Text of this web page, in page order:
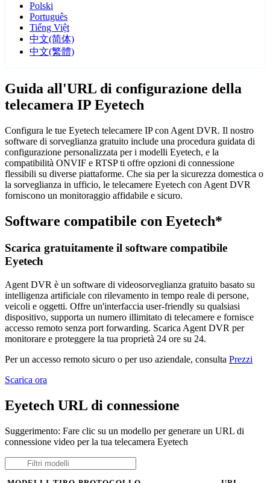
Polski
Português
Tiếng Việt
中文(简体)
中文(繁體)
Guida all'URL di configurazione della
telecamera IP Eyetech
Configura le tue Eyetech telecamere IP con Agent DVR. Il nostro
software di sorveglianza gratuito include una procedura guidata di
configurazione personalizzata per i modelli Eyetech, e la
compatibilità ONVIF e RTSP ti offre opzioni di connessione
flessibili su diverse piattaforme. Che sia per la sicurezza domestica o
la sorveglianza in ufficio, le telecamere Eyetech con Agent DVR
forniscono un monitoraggio affidabile e sicuro.
Software compatibile con Eyetech*
Scarica gratuitamente il software compatibile
Eyetech
Agent DVR è un software di videosorveglianza gratuito basato su
intelligenza artificiale con rilevamento in tempo reale di persone,
veicoli e oggetti. Offre un'interfaccia user-friendly su qualsiasi
dispositivo, supporta un numero illimitato di telecamere e fornisce
accesso remoto senza port forwarding. Scarica Agent DVR per
monitorare e proteggere la tua proprietà 24 ore su 24.
Per un accesso remoto sicuro o per uso aziendale, consulta Prezzi
Scarica ora
Eyetech URL di connessione
Suggerimento: Fare clic su un modello per generare un URL di
connessione video per la tua telecamera Eyetech